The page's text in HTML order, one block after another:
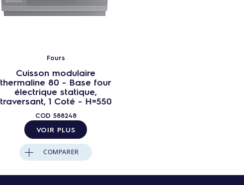
Fours
Cuisson modulaire
thermaline 80 - Base four
électrique statique,
traversant, 1 Coté - H=550
COD 588248
VOIR PLUS
COMPARER